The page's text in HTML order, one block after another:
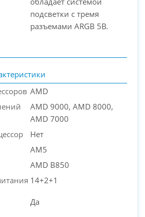
подсветки с тремя
разъемами ARGB 5В.
AMD
AMD 9000, AMD 8000,
AMD 7000
Нет
AM5
AMD B850
14+2+1
Да